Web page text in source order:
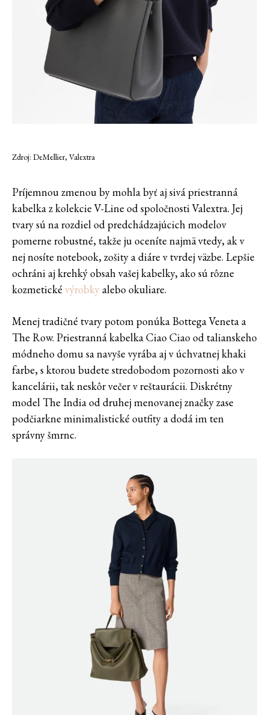
Zdroj: DeMellier, Valextra
Príjemnou zmenou by mohla byť aj sivá priestranná
kabelka z kolekcie V-Line od spoločnosti Valextra. Jej
tvary sú na rozdiel od predchádzajúcich modelov
pomerne robustné, takže ju oceníte najmä vtedy, ak v
nej nosíte notebook, zošity a diáre v tvrdej väzbe. Lepšie
ochráni aj krehký obsah vašej kabelky, ako sú rôzne
kozmetické výrobkyalebo okuliare.
Menej tradičné tvary potom ponúka Bottega Veneta a
The Row. Priestranná kabelka Ciao Ciao od talianskeho
módneho domu sa navyše vyrába aj v úchvatnej khaki
farbe, s ktorou budete stredobodom pozornosti ako v
kancelárii, tak neskôr večer v reštaurácii. Diskrétny
model The India od druhej menovanej značky zase
podčiarkne minimalistické outfity a dodá im ten
správny šmrnc.